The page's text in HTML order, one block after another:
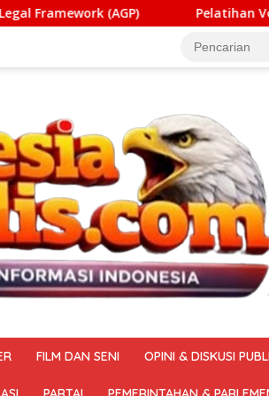
Pelatihan Vokasi Nasional Batch 4
FILM DAN SENI OPINI & DISKUSI